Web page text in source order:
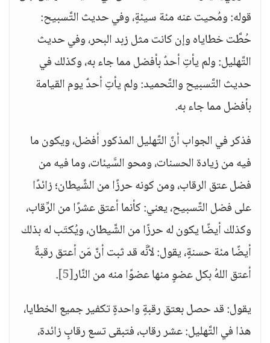
قوله: ومُحيت عنه مئة سيئةٍ، وفي حديث التَّسبيح:
حُطَّت خطاياه وإن كانت مثل زبد البحر، وفي حديث
التَّهليل: ولم يأتِ أحدٌ بأفضل مما جاء به، وكذلك في
حديث التَّسبيح والتَّحميد: ولم يأتِ أحدٌ يوم القيامة
بأفضل مما جاء به.
فذكر في الجواب أنَّ التَّهليل المذكور أفضل، ويكون ما
فيه من زيادة الحسنات، ومحو السَّيئات، وما فيه من
فضل عتق الرقاب، ومن كونه حرزًا من الشَّيطان؛ زائدًا
على فضل التَّسبيح، يعني: كأنما أعتق عشرًا من الرِّقاب،
وكذلك أيضًا يكون له حرزًا من الشَّيطان، ويُكتَب له بذلك
أيضًا مئة حسنةٍ، يقول: لأنَّه قد ثبت أنَّ مَن أعتق رقبةً
أعتق اللهُ بكل عضوٍ منها عضوًا منه من النَّار[5]
.
يقول: قد حصل بعتق رقبةٍ واحدةٍ تكفير جميع الخطايا،
هذا في التَّهليل: عشر رقاب، فتبقى تسع رقابٍ زائدة،